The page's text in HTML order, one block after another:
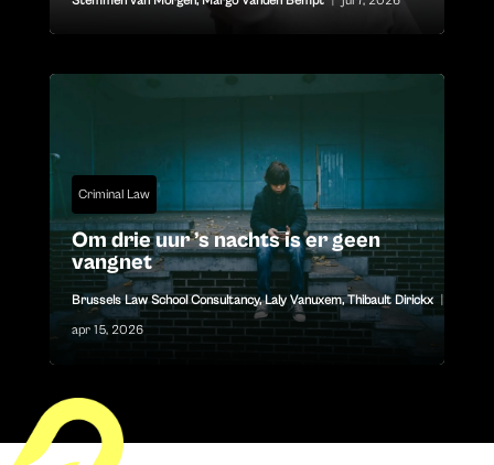
Criminal Law
Om drie uur ’s nachts is er geen
vangnet
Brussels Law School Consultancy,Laly Vanuxem,Thibault Dirickx
apr 15, 2026